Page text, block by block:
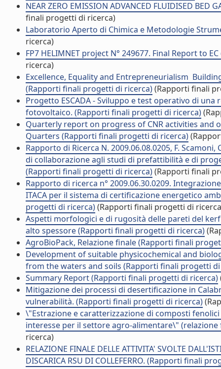
NEAR ZERO EMISSION ADVANCED FLUIDISED
finali progetti di ricerca)
Laboratorio Aperto di Chimica e Metodologie
ricerca)
FP7 HELIMNET project N° 249677. Final Report to
ricerca)
Excellence, Equality and Entrepreneurialism
(Rapporti finali progetti di ricerca)(Rapporti finali
Progetto ESCADA - Sviluppo e test operativo di
fotovoltaico. (Rapporti finali progetti di ricerca)
Quarterly report on progress of CNR activities and
Quarters (Rapporti finali progetti di ricerca)
Rapporto di Ricerca N. 2009.06.08.0205, F.
di collaborazione agli studi di prefattibilità e di
(Rapporti finali progetti di ricerca)(Rapporti finali
Rapporto di ricerca n° 2009.06.30.0209.
ITACA per il sistema di certificazione energetico
progetti di ricerca)(Rapporti finali progetti di
Aspetti morfologici e di rugosità delle pareti del
alto spessore (Rapporti finali progetti di ricerca)
AgroBioPack, Relazione finale (Rapporti finali
Development of suitable physicochemical and
from the waters and soils (Rapporti finali progetti
Summary Report (Rapporti finali progetti di ricerca)
Mitigazione dei processi di desertificazione in
vulnerabilità. (Rapporti finali progetti di ricerca)
\"Estrazione e caratterizzazione di composti
interesse per il settore agro-alimentare\"
ricerca)
RELAZIONE FINALE DELLE ATTIVITA' SVOLTE
DISCARICA RSU DI COLLEFERRO. (Rapporti finali